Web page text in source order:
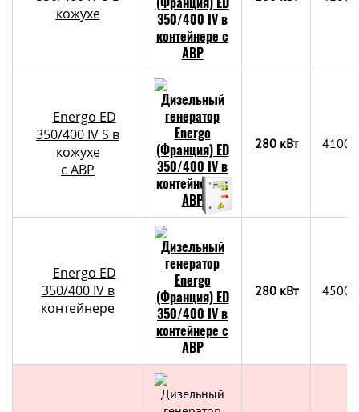
кожухе
Energo ED
350/400 IV S в
кожухе
с АВР
280 кВт
Energo ED
350/400 IV в
контейнере
280 кВт